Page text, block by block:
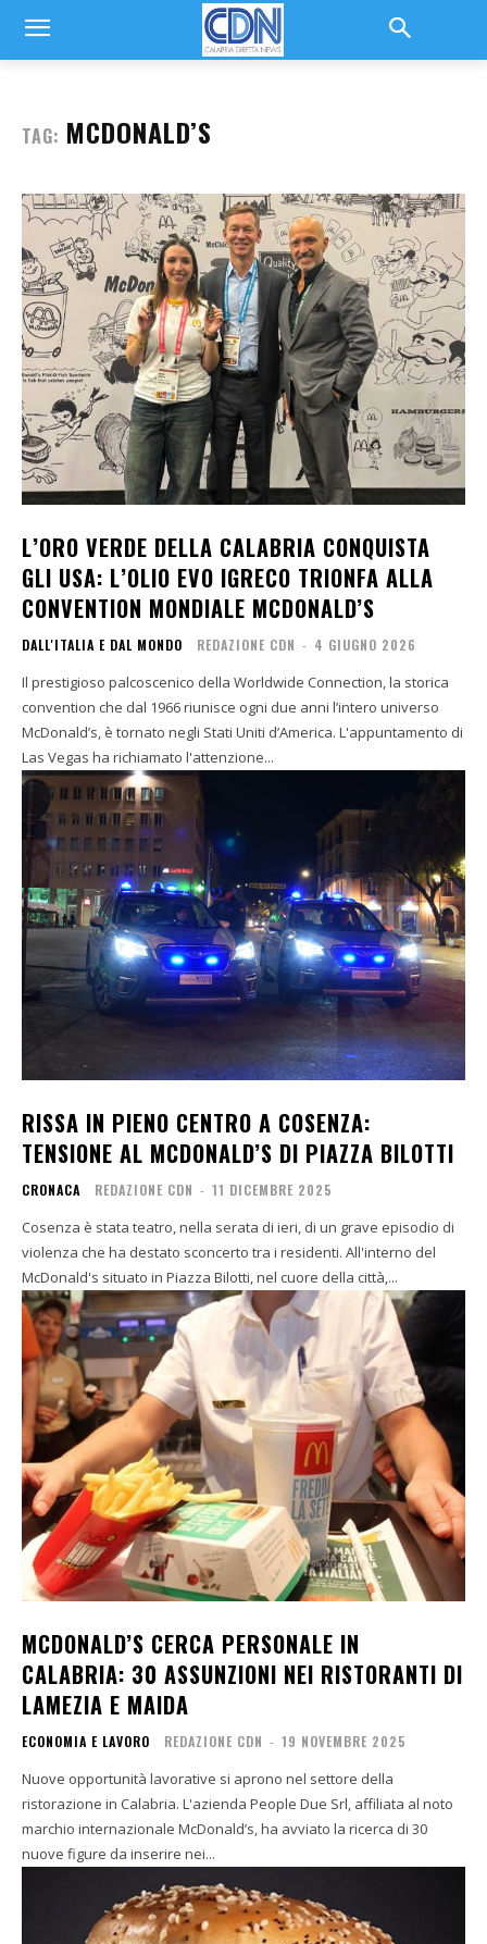
TAG: MCDONALD’S
L’ORO VERDE DELLA CALABRIA CONQUISTA
GLI USA: L’OLIO EVO IGRECO TRIONFA ALLA
CONVENTION MONDIALE MCDONALD’S
DALL'ITALIA E DAL MONDO REDAZIONE CDN - 4 GIUGNO 2026
Il prestigioso palcoscenico della Worldwide Connection, la storica
convention che dal 1966 riunisce ogni due anni l’intero universo
McDonald’s, è tornato negli Stati Uniti d’America. L'appuntamento di
Las Vegas ha richiamato l'attenzione...
RISSA IN PIENO CENTRO A COSENZA:
TENSIONE AL MCDONALD’S DI PIAZZA BILOTTI
CRONACA REDAZIONE CDN - 11 DICEMBRE 2025
Cosenza è stata teatro, nella serata di ieri, di un grave episodio di
violenza che ha destato sconcerto tra i residenti. All'interno del
McDonald's situato in Piazza Bilotti, nel cuore della città,...
MCDONALD’S CERCA PERSONALE IN
CALABRIA: 30 ASSUNZIONI NEI RISTORANTI DI
LAMEZIA E MAIDA
ECONOMIA E LAVORO REDAZIONE CDN - 19 NOVEMBRE 2025
Nuove opportunità lavorative si aprono nel settore della
ristorazione in Calabria. L'azienda People Due Srl, affiliata al noto
marchio internazionale McDonald’s, ha avviato la ricerca di 30
nuove figure da inserire nei...